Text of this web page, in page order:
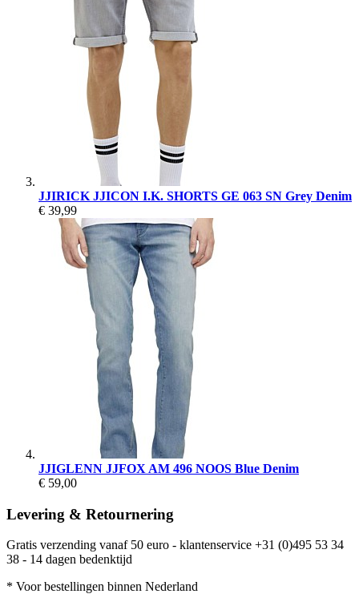
JJIRICK JJICON I.K. SHORTS GE 063 SN Grey Denim
€ 39,99
JJIGLENN JJFOX AM 496 NOOS Blue Denim
€ 59,00
Levering & Retournering
Gratis verzending vanaf 50 euro - klantenservice +31 (0)495 53 34
38 - 14 dagen bedenktijd
* Voor bestellingen binnen Nederland